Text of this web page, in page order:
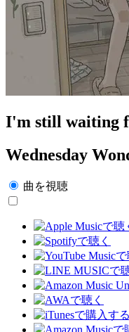
I'm still waiting
Wednesday
曲を視聴